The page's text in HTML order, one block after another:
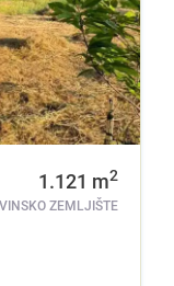
1.121 m2
ZEMLJIŠTE